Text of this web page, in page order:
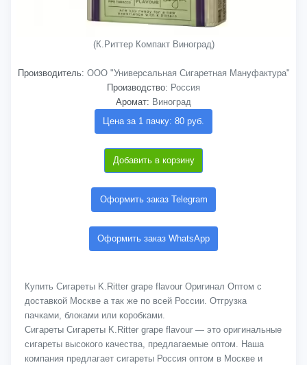
(К.Риттер Компакт Виноград)
Производитель: ООО "Универсальная Сигаретная Мануфактура"
Производство: Россия
Аромат: Виноград
Цена за 1 пачку: 80 руб.
Добавить в корзину
Оформить заказ Telegram
Оформить заказ WhatsApp
Купить Сигареты K.Ritter grape flavour Оригинал Оптом с
доставкой Москве а так же по всей России. Отгрузка
пачками, блоками или коробками.
Сигареты Сигареты K.Ritter grape flavour — это оригинальные
сигареты высокого качества, предлагаемые оптом. Наша
компания предлагает сигареты Россия оптом в Москве и